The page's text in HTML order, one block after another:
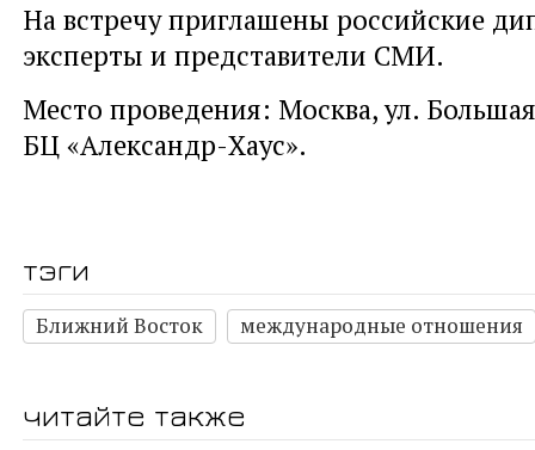
На встречу приглашены российские
эксперты и представители СМИ.
Место проведения: Москва, ул.
БЦ «Александр-Хаус».
тэги
Ближний Восток международные отношения
читайте также